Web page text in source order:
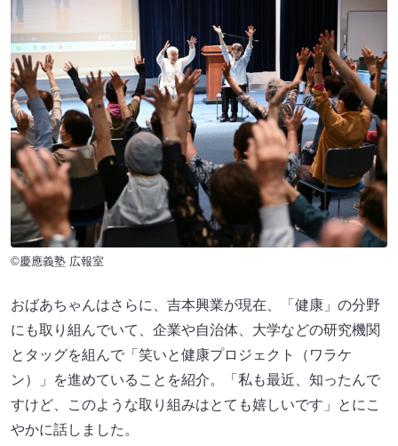
©慶應義塾 広報室
おばあちゃんはさらに、吉本興業が現在、「健康」の分野
にも取り組んでいて、企業や自治体、大学などの研究機関
とタッグを組んで「笑いと健康プロジェクト（ワラケ
ン）」を進めていることを紹介。「私も最近、知ったんで
すけど、このような取り組みはとても嬉しいです」とにこ
やかに話しました。